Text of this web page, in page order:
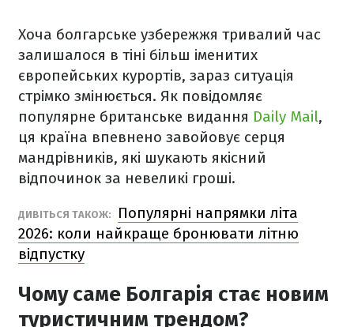
Хоча болгарське узбережжя тривалий час
залишалося в тіні більш іменитих
європейських курортів, зараз ситуація
стрімко змінюється. Як повідомляє
популярне британське видання Daily Mail,
ця країна впевнено завойовує серця
мандрівників, які шукають якісний
відпочинок за невеликі гроші.
ДИВІТЬСЯ ТАКОЖ:
Популярні напрямки літа
2026: коли найкраще бронювати літню
відпустку
Чому саме Болгарія стає новим
туристичним трендом?